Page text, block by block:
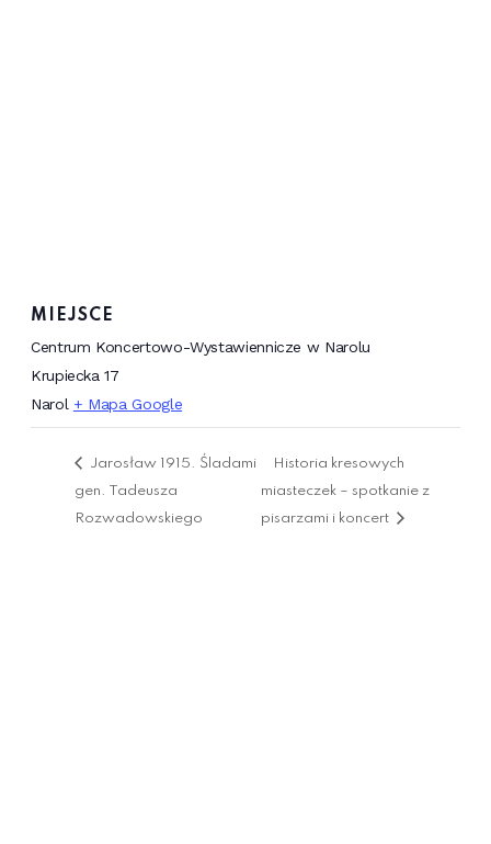
MIEJSCE
Centrum Koncertowo-Wystawiennicze w Narolu
Krupiecka 17
Narol + Mapa Google
Jarosław 1915. Śladami
gen. Tadeusza
Rozwadowskiego
Historia kresowych
miasteczek – spotkanie z
pisarzami i koncert